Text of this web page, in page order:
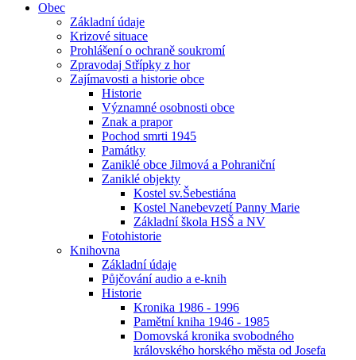
Obec
Základní údaje
Krizové situace
Prohlášení o ochraně soukromí
Zpravodaj Střípky z hor
Zajímavosti a historie obce
Historie
Významné osobnosti obce
Znak a prapor
Pochod smrti 1945
Památky
Zaniklé obce Jilmová a Pohraniční
Zaniklé objekty
Kostel sv.Šebestiána
Kostel Nanebevzetí Panny Marie
Základní škola HSŠ a NV
Fotohistorie
Knihovna
Základní údaje
Půjčování audio a e-knih
Historie
Kronika 1986 - 1996
Pamětní kniha 1946 - 1985
Domovská kronika svobodného
královského horského města od Josefa